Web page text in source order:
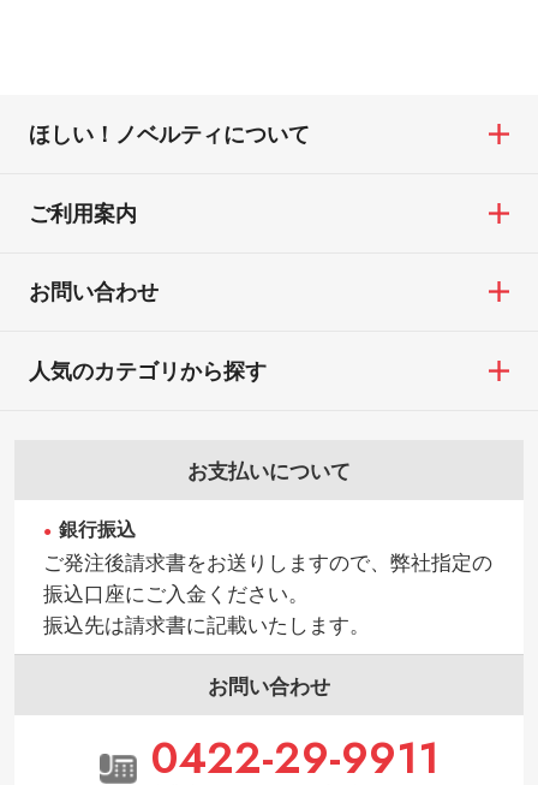
ほしい！ノベルティについて
ご利用案内
お問い合わせ
お支払いについて
銀行振込
ご発注後請求書をお送りしますので、弊社指定の
振込口座にご入金ください。
振込先は請求書に記載いたします。
お問い合わせ
0422-29-9911
人気のカテゴリから探す